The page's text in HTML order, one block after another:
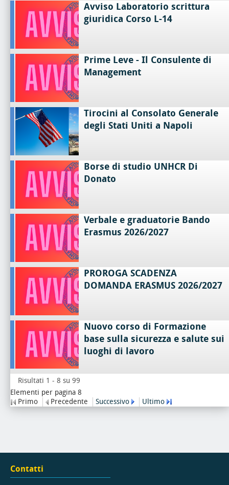
Avviso Laboratorio scrittura
giuridica Corso L-14
Prime Leve - Il Consulente di
Management
Tirocini al Consolato Generale
degli Stati Uniti a Napoli
Borse di studio UNHCR Di
Donato
Verbale e graduatorie Bando
Erasmus 2026/2027
PROROGA SCADENZA
DOMANDA ERASMUS 2026/2027
Nuovo corso di Formazione
base sulla sicurezza e salute sui
luoghi di lavoro
Risultati 1 - 8 su 99
Elementi per pagina 8
Primo
Precedente Successivo Ultimo
Contatti